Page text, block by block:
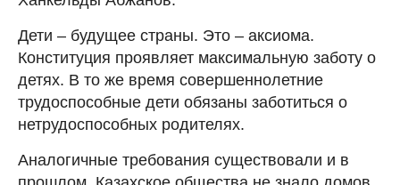
Дети – будущее страны. Это – аксиома.
Конституция проявляет максимальную заботу о
детях. В то же время совершеннолетние
трудоспособные дети обязаны заботиться о
нетрудоспособных родителях.
Аналогичные требования существовали и в